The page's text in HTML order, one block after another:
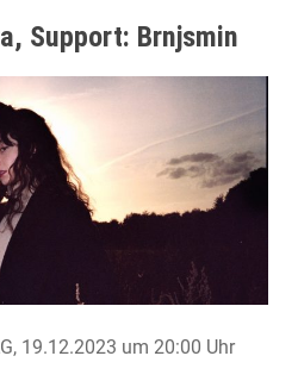
Support: Brnjsmin
19.12.2023 um 20:00 Uhr